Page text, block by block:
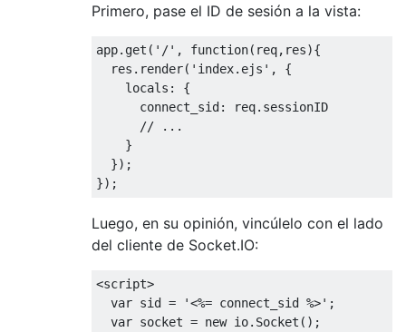
Primero, pase el ID de sesión a la vista:
app. get ( '/' , function( req, res){
  res
. render( 'index.ejs' ,
{
    locals
:
{
      connect_sid
: req. sessionID
// ...
}
});
});
Luego, en su opinión, vincúlelo con el lado
del cliente de Socket.IO:
<script>
var sid = '<%= connect_sid %>' ;
var socket = new io. Socket ();